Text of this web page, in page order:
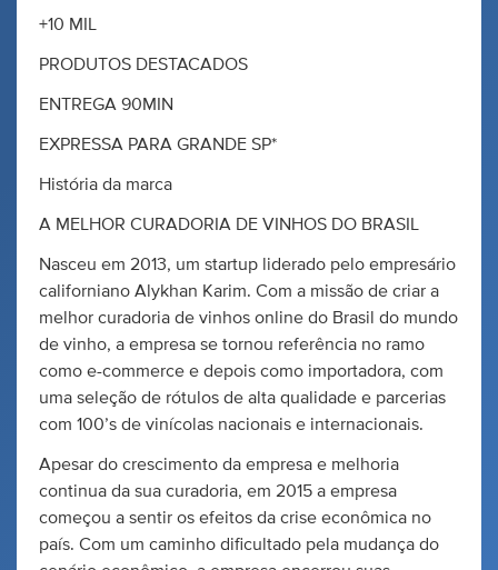
+10 MIL
PRODUTOS DESTACADOS
ENTREGA 90MIN
EXPRESSA PARA GRANDE SP*
História da marca
A MELHOR CURADORIA DE VINHOS DO BRASIL
Nasceu em 2013, um startup liderado pelo empresário
californiano Alykhan Karim. Com a missão de criar a
melhor curadoria de vinhos online do Brasil do mundo
de vinho, a empresa se tornou referência no ramo
como e-commerce e depois como importadora, com
uma seleção de rótulos de alta qualidade e parcerias
com 100’s de vinícolas nacionais e internacionais.
Apesar do crescimento da empresa e melhoria
continua da sua curadoria, em 2015 a empresa
começou a sentir os efeitos da crise econômica no
país. Com um caminho dificultado pela mudança do